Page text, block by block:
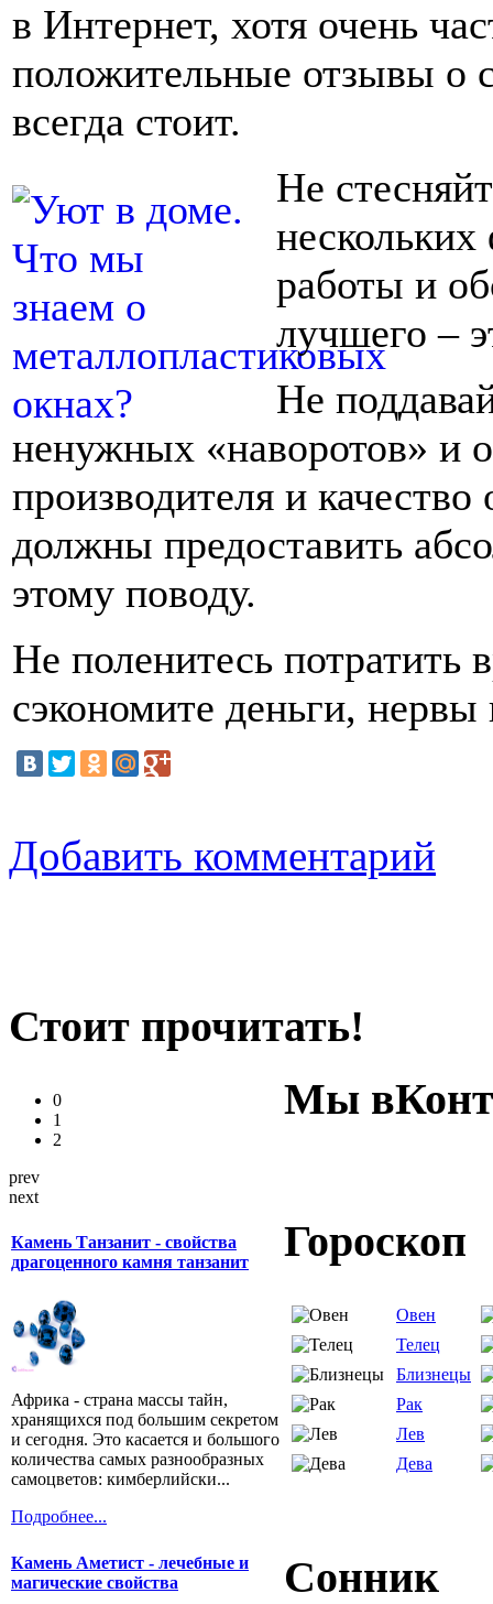
в Интернет, хотя очень
положительные отзывы о
всегда стоит.
Не
работы и
лучшего –
Не
ненужных «наворотов» и
производителя и
должны предоставить
этому поводу.
Не поленитесь потратить
сэкономите деньги,
Добавить комментарий
Стоит прочитать!
0
1
2
prev
next
Камень Танзанит - свойства
драгоценного камня танзанит
Африка - страна массы тайн,
хранящихся под большим секретом
и сегодня. Это касается и большого
количества самых разнообразных
самоцветов: кимберлийски...
Подробнее...
Камень Аметист - лечебные и
магические свойства
Мы
Гороскоп
Овен
Телец
Близнецы
Рак
Лев
Дева
Сонник